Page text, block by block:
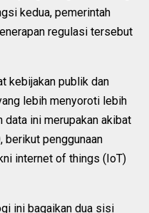
kedua, pemerintah
regulasi tersebut
kebijakan publik dan
lebih menyoroti lebih
data ini merupakan akibat
berikut penggunaan
internet of things (IoT)
ini bagaikan dua sisi